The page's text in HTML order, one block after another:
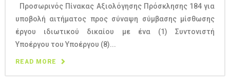
Προσωρινός Πίνακας Αξιολόγησης Πρόσκλησης 184 για
υποβολή αιτήματος προς σύναψη σύμβασης μίσθωσης
έργου ιδιωτικού δικαίου με ένα (1) Συντονιστή
Υποέργου του Υποέργου (8)...
READ MORE